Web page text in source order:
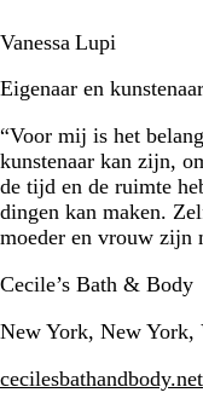
Vanessa Lupi
Eigenaar en kunstenaar
“Voor mij is het
kunstenaar kan zijn,
de tijd en de ruimte
dingen kan maken.
moeder en vrouw zijn
Cecile’s Bath & Body
New York, New York,
cecilesbathandbody.net